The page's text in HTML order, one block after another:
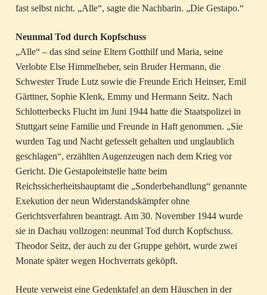
fast selbst nicht. „Alle“, sagte die Nachbarin. „Die Gestapo.“
Neunmal Tod durch Kopfschuss
„Alle“ – das sind seine Eltern Gotthilf und Maria, seine
Verlobte Else Himmelheber, sein Bruder Hermann, die
Schwester Trude Lutz sowie die Freunde Erich Heinser, Emil
Gärttner, Sophie Klenk, Emmy und Hermann Seitz. Nach
Schlotterbecks Flucht im Juni 1944 hatte die Staatspolizei in
Stuttgart seine Familie und Freunde in Haft genommen. „Sie
wurden Tag und Nacht gefesselt gehalten und unglaublich
geschlagen“, erzählten Augenzeugen nach dem Krieg vor
Gericht. Die Gestapoleitstelle hatte beim
Reichssicherheitshauptamt die „Sonderbehandlung“ genannte
Exekution der neun Widerstandskämpfer ohne
Gerichtsverfahren beantragt. Am 30. November 1944 wurde
sie in Dachau vollzogen: neunmal Tod durch Kopfschuss.
Theodor Seitz, der auch zu der Gruppe gehört, wurde zwei
Monate später wegen Hochverrats geköpft.
Heute verweist eine Gedenktafel an dem Häuschen in der